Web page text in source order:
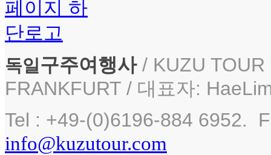
독일 구주여행사/ KUZU TOUR
FRANKFURT / 대표자:
Tel : +49-(0)6196-884 6952.
info@kuzutour.com